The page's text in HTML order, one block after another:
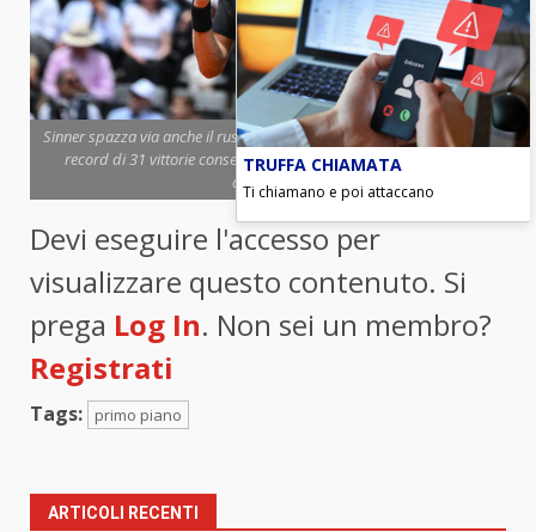
Sinner spazza via anche il russo Rublev in due set: 6-2, 6-4. Battuto il
record di 31 vittorie consecutive di Djokovic (foto ANSA) - Blitz
quotidiano
Devi eseguire l'accesso per
visualizzare questo contenuto. Si
prega Log In. Non sei un membro?
Registrati
Tags: primo piano
ARTICOLI RECENTI
TRUFFA CHIAMATA
Ti chiamano e poi attaccano